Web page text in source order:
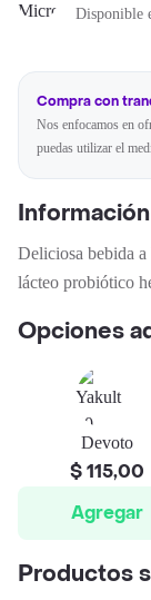
Disponible
Compra con
Nos enfocamos en
puedas utilizar el
Deliciosa bebida a
lácteo probiótico
Opciones
Devoto
$ 115,00
Agregar
Productos